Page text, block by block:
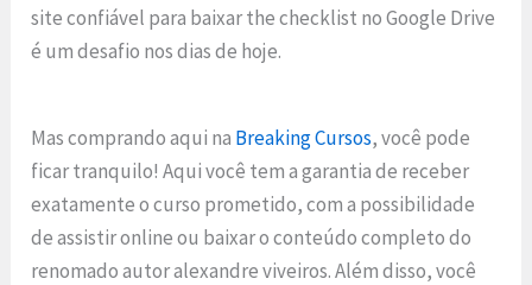
site confiável para baixar the checklist no Google Drive
é um desafio nos dias de hoje.
Mas comprando aqui na Breaking Cursos, você pode
ficar tranquilo! Aqui você tem a garantia de receber
exatamente o curso prometido, com a possibilidade
de assistir online ou baixar o conteúdo completo do
renomado autor alexandre viveiros. Além disso, você